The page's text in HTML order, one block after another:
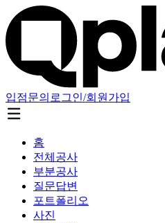
입점문의 로그인/회원가입
홈
전체공사
부분공사
질문답변
포트폴리오
사진